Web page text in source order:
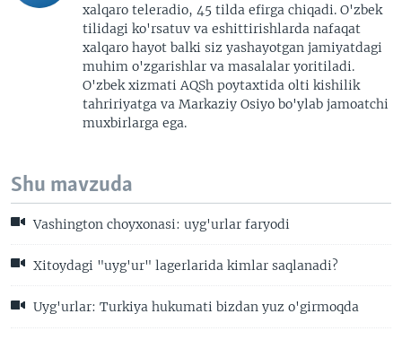
xalqaro teleradio, 45 tilda efirga chiqadi. O'zbek
tilidagi ko'rsatuv va eshittirishlarda nafaqat
xalqaro hayot balki siz yashayotgan jamiyatdagi
muhim o'zgarishlar va masalalar yoritiladi.
O'zbek xizmati AQSh poytaxtida olti kishilik
tahririyatga va Markaziy Osiyo bo'ylab jamoatchi
muxbirlarga ega.
Shu mavzuda
Vashington choyxonasi: uyg'urlar faryodi
Xitoydagi "uyg'ur" lagerlarida kimlar saqlanadi?
Uyg'urlar: Turkiya hukumati bizdan yuz o'girmoqda